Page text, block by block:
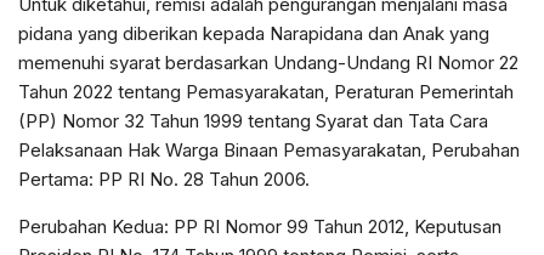
pidana yang diberikan kepada Narapidana dan Anak yang
memenuhi syarat berdasarkan Undang-Undang RI Nomor 22
Tahun 2022 tentang Pemasyarakatan, Peraturan Pemerintah
(PP) Nomor 32 Tahun 1999 tentang Syarat dan Tata Cara
Pelaksanaan Hak Warga Binaan Pemasyarakatan, Perubahan
Pertama: PP RI No. 28 Tahun 2006.
Perubahan Kedua: PP RI Nomor 99 Tahun 2012, Keputusan